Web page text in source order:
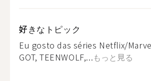
好きなトピック
Eu gosto das séries Netflix/
GOT, TEENWOLF,...もっと見る